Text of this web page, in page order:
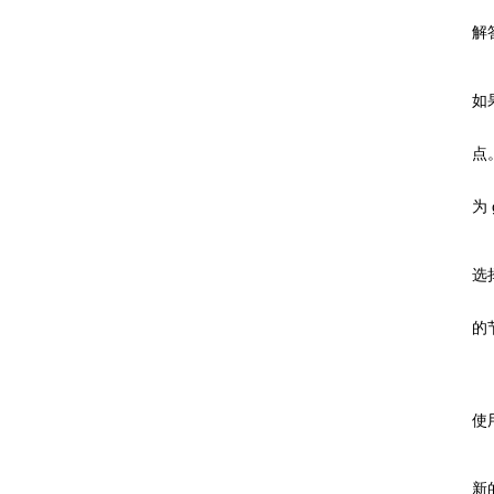
解
如
点
为
选
的
使
新